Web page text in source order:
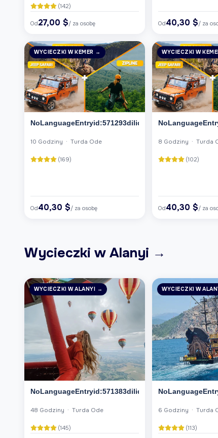
(142)
Od27,00 $/ za osobę Od40,30 $/ za
WYCIECZKI W KEMER →
NoLanguageEntryid:571293dilid:6
10 Godziny · Turda Ode
(169)
Od40,30 $/ za osobę
WYCIECZKI W
8 Godziny · Turda
(102)
Od40,30 $/ za
Wycieczki w Alanyi →
WYCIECZKI W ALANYI →
NoLanguageEntryid:571383dilid:6
48 Godziny · Turda Ode
(145)
WYCIECZKI W
6 Godziny · Turda
(113)